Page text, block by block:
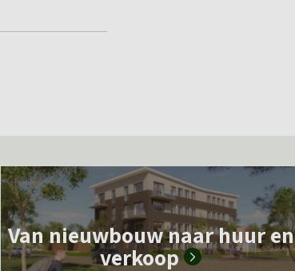
L
e
e
s
Van nieuwbouw naar huur en
verkoop